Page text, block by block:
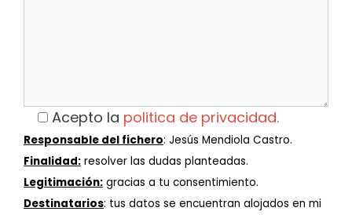
Acepto la politica de privacidad.
Responsable del fichero: Jesús Mendiola Castro.
Finalidad: resolver las dudas planteadas.
Legitimación: gracias a tu consentimiento.
Destinatarios: tus datos se encuentran alojados en mi